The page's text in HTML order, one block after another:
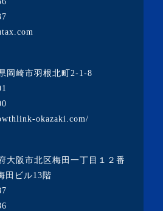
)
)
)
)
)
岡崎市羽根北町2-1-8
okazaki.com/
阪市北区梅田一丁目１２番
田ビル13階